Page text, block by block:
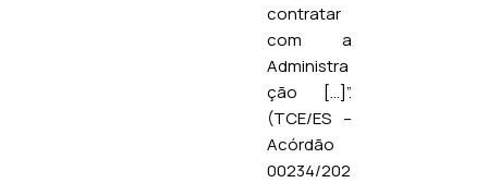
contratar
com a
Administra
ção […]”.
(TCE/ES –
Acórdão
00234/202